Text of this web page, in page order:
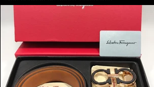
- Cinturones con materiales de cueros y textil
- Cuero doble faz para usarse por los 2 lados
- Incluye caja de lujo contramarcada y con
compartimiento para las hebillas